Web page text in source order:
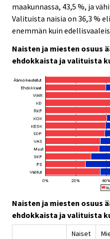
maakunnassa, 43,5 %, ja
Valituista naisia on 36,3 %
enemmän kuin
Naisten ja miesten osuus
ehdokkaista ja valituista
Naisten ja miesten osuus
ehdokkaista ja valituista
Naiset